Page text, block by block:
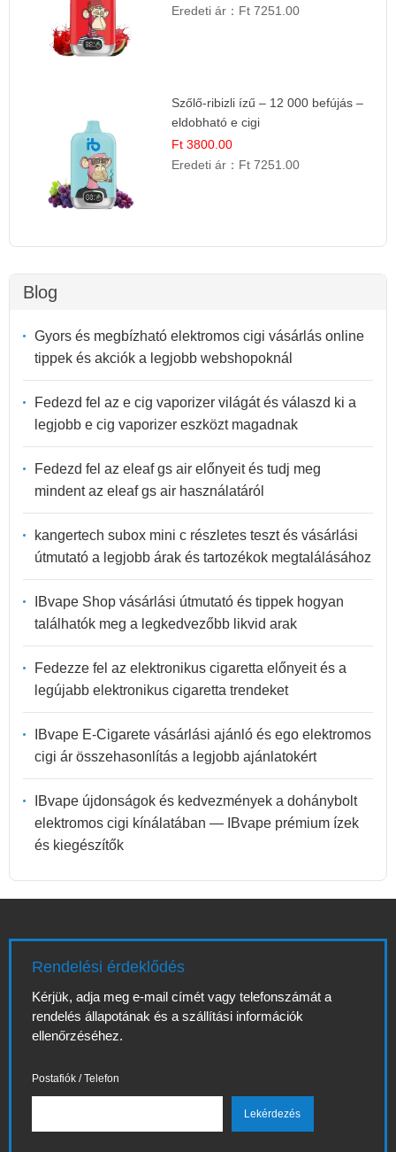
Eredeti ár： Ft 7251.00
Szőlő-ribizli ízű – 12 000 befújás –
eldobható e cigi
Ft 3800.00
Eredeti ár： Ft 7251.00
Blog
Gyors és megbízható elektromos cigi vásárlás online
tippek és akciók a legjobb webshopoknál
Fedezd fel az e cig vaporizer világát és válaszd ki a
legjobb e cig vaporizer eszközt magadnak
Fedezd fel az eleaf gs air előnyeit és tudj meg
mindent az eleaf gs air használatáról
kangertech subox mini c részletes teszt és vásárlási
útmutató a legjobb árak és tartozékok megtalálásához
IBvape Shop vásárlási útmutató és tippek hogyan
találhatók meg a legkedvezőbb likvid arak
Fedezze fel az elektronikus cigaretta előnyeit és a
legújabb elektronikus cigaretta trendeket
IBvape E-Cigarete vásárlási ajánló és ego elektromos
cigi ár összehasonlítás a legjobb ajánlatokért
IBvape újdonságok és kedvezmények a dohánybolt
elektromos cigi kínálatában — IBvape prémium ízek
és kiegészítők
Rendelési érdeklődés
Kérjük, adja meg e-mail címét vagy telefonszámát a
rendelés állapotának és a szállítási információk
ellenőrzéséhez.
Postafiók / Telefon